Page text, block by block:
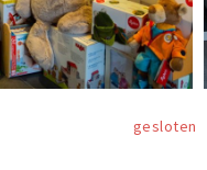
gesloten